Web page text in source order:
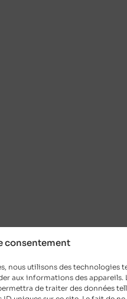
consentement
nous utilisons des technologies
aux informations des appareils.
de traiter des données